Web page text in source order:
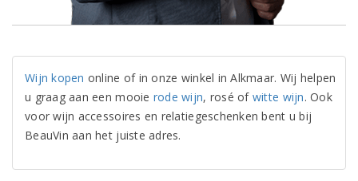
Wijn kopen online of in onze winkel in Alkmaar. Wij helpen
u graag aan een mooie rode wijn, rosé of witte wijn. Ook
voor wijn accessoires en relatiegeschenken bent u bij
BeauVin aan het juiste adres.